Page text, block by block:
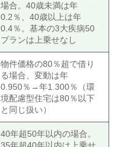
場合。40歳未満は年
0.2％、40歳以上は年
0.4％。基本の3大疾病50
プランは上乗せなし
物件価格の80％超で借り
る場合、変動は年
0.950％→年1.300％（環
境配慮型住宅は80％以下
と同じ扱い）
40年超50年以内の場合。